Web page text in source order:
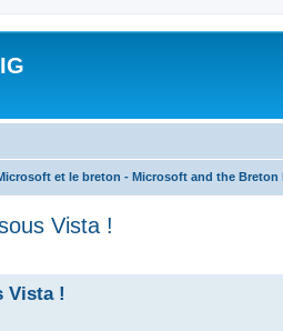
et le breton - Microsoft and the Breton
Vista !
Vista !